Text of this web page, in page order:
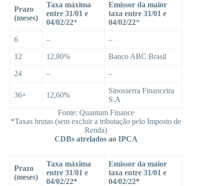
Prazo
(meses)
Taxa máxima
entre 31/01 e
04/02/22*
Emissor da maior
taxa entre 31/01 e
04/02/22*
6 – –
12 12,80% Banco ABC Brasil
24 – –
36+ 12,60%
Sinosserra Financeira
S.A
Fonte: Quantum Finance
*Taxas brutas (sem excluir a tributação pelo Imposto de
Renda)
CDBs atrelados ao IPCA
Prazo
(meses)
Taxa máxima
entre 31/01 e
04/02/22*
Emissor da maior
taxa entre 31/01 e
04/02/22*